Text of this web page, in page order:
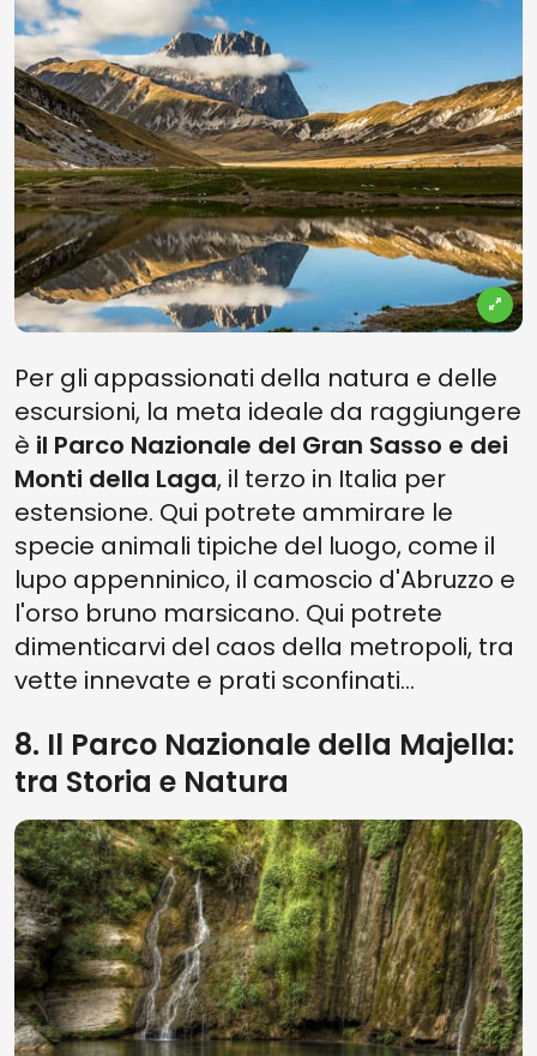
Per gli appassionati della natura e delle
escursioni, la meta ideale da raggiungere
è il Parco Nazionale del Gran Sasso e dei
Monti della Laga, il terzo in Italia per
estensione. Qui potrete ammirare le
specie animali tipiche del luogo, come il
lupo appenninico, il camoscio d'Abruzzo e
l'orso bruno marsicano. Qui potrete
dimenticarvi del caos della metropoli, tra
vette innevate e prati sconfinati...
8. Il Parco Nazionale della Majella:
tra Storia e Natura